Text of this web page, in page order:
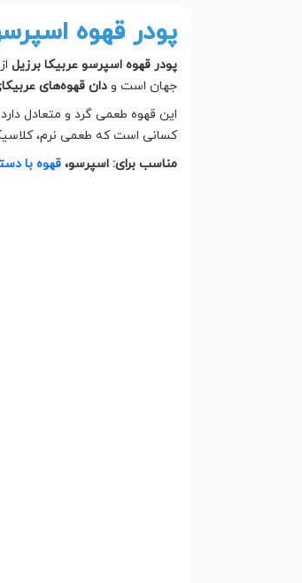
پودر قهوه
پودر قهوه اسپرسو عربیکا برزیل
جهان است و دان قهوه‌های
این قهوه طعمی گرد و متعادل
کسانی است که طعمی نرم،
مناسب برای: اسپرسو،قهوه با